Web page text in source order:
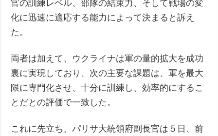
官の訓練レベル、部隊の結束力、そして戦場の変
化に迅速に適応する能力によって決まると訴え
た。
両者は加えて、ウクライナは軍の量的拡大を成功
裏に実現しており、次の主要な課題は、軍を最大
限に専門化させ、十分に訓練し、効率的にするこ
とだとの評価で一致した。
これに先立ち、パリサ大統領府副長官は５日、前